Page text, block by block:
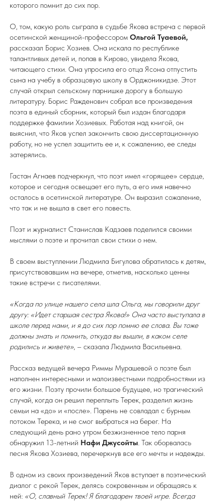
которого помнит до сих пор.
О, том, какую роль сыграла в судьбе Якова встреча с первой
осетинской женщиной-профессором Ольгой Туаевой,
рассказал Борис Хозиев. Она искала по республике
талантливых детей и, попав в Кирово, увидела Якова,
читающего стихи. Она упросила его отца Ясона отпустить
сына на учебу в образцовую школу в Орджоникидзе. Этот
случай открыл сельскому парнишке дорогу в большую
литературу. Борис Ражденович собрал все произведения
поэта в единый сборник, который был издан благодаря
поддержке фамилии Хозиевых. Работая над книгой, он
выяснил, что Яков успел закончить свою диссертационную
работу, но не успел защитить ее и, к сожалению, ее следы
затерялись.
Гастан Агнаев подчеркнул, что поэт имел «горящее» сердце,
которое и сегодня освещает его путь, а его имя навечно
осталось в осетинской литературе. Он выразил сожаление,
что так и не вышла в свет его повесть.
Поэт и журналист Станислав Кадзаев поделился своими
мыслями о поэте и прочитал свои стихи о нем.
В своем выступлении Людмила Бигулова обратилась к детям,
присутствовавшим на вечере, отметив, насколько ценны
такие встречи с писателями.
«Когда по улице нашего села шла Ольга, мы говорили друг
другу: «Идет старшая сестра Якова!» Она часто выступала в
школе перед нами, и я до сих пор помню ее слова. Вы тоже
должны знать и помнить, откуда вы вышли, в каком селе
родились и живете», – сказала Людмила Васильевна.
Рассказ ведущей вечера Риммы Мурашевой о поэте был
наполнен интересными и малоизвестными подробностями из
его жизни. Поэту прочили большое будущее, но трагический
случай, когда он решил переплыть Терек, разделил жизнь
семьи на «до» и «после». Парень не совладал с бурным
потоком Терека, и не смог выбраться на берег. На
следующий день рано утром безжизненное тело парня
обнаружил 13-летний Нафи Джусойты. Так оборвалась
песня Якова Хозиева, перечеркнув все его мечты и надежды.
В одном из своих произведений Яков вступает в поэтический
диалог с рекой Терек, делясь сокровенным и обращаясь к
ней: «О, славный Терек! Я благодарен твоей игре. Всегда